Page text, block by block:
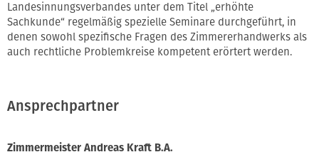
Landesinnungsverbandes unter dem Titel „erhöhte
Sachkunde“ regelmäßig spezielle Seminare durchgeführt, in
denen sowohl spezifische Fragen des Zimmererhandwerks als
auch rechtliche Problemkreise kompetent erörtert werden.
Ansprechpartner
Zimmermeister Andreas Kraft B.A.